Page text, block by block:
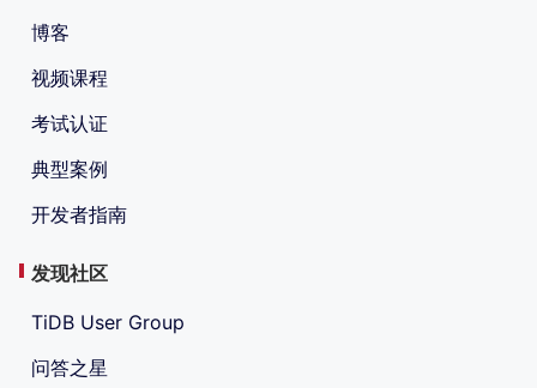
博客
视频课程
考试认证
典型案例
开发者指南
发现社区
TiDB User Group
问答之星